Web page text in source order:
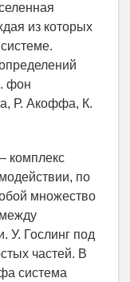
из которых
фон
Р. Акоффа, К.
комплекс
по
множество
У. Гослинг под
частей. В
система